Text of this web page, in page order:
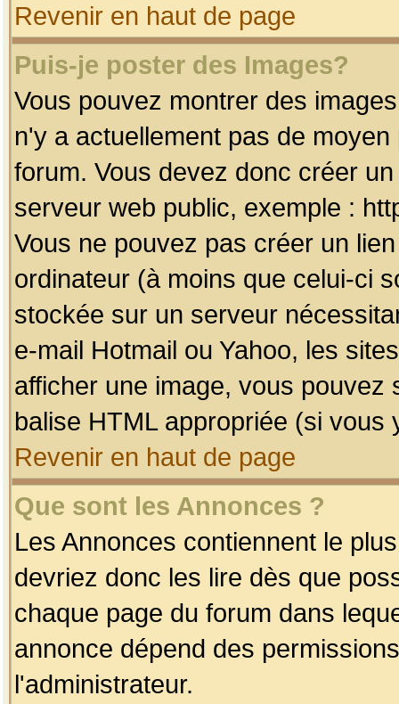
Revenir en haut de page
Puis-je poster des Images?
Vous pouvez montrer des
n'y a actuellement pas de
forum. Vous devez donc créer
serveur web public, exemple :
Vous ne pouvez pas créer un
ordinateur (à moins que celui-ci
stockée sur un serveur
e-mail Hotmail ou Yahoo, les
afficher une image, vous pouvez
balise HTML appropriée (si vous
Revenir en haut de page
Que sont les Annonces ?
Les Annonces contiennent le
devriez donc les lire dès que
chaque page du forum dans
annonce dépend des
l'administrateur.